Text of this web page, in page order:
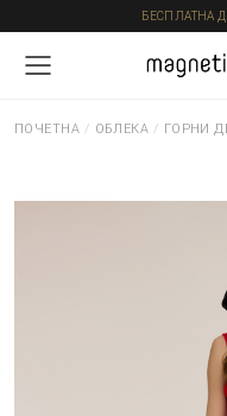
БЕСПЛАТНА
ПОЧЕТНА / ОБЛЕКА / ГОРНИ